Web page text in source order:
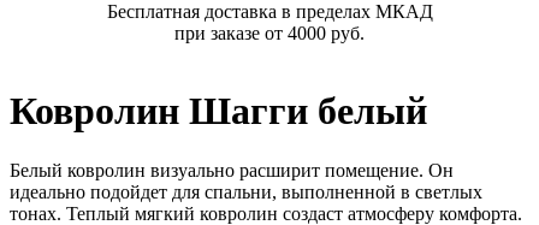
Бесплатная доставка в пределах МКАД
при заказе от 4000 руб.
Ковролин Шагги белый
Белый ковролин визуально расширит помещение. Он
идеально подойдет для спальни, выполненной в светлых
тонах. Теплый мягкий ковролин создаст атмосферу комфорта.